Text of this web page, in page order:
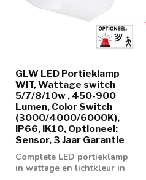
GLW LED Portieklamp
WIT, Wattage switch
5/7/8/10w , 450-900
Lumen, Color Switch
(3000/4000/6000K),
IP66, IK10, Optioneel:
Sensor, 3 Jaar Garantie
Complete LED portieklamp
in wattage en lichtkleur in